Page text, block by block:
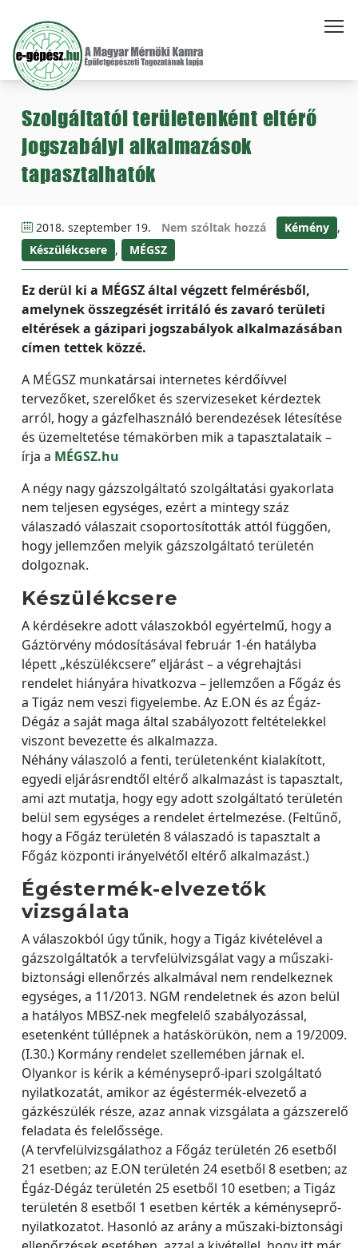
Szolgáltatói területenként eltérő
jogszabályi alkalmazások
tapasztalhatók
2018. szeptember 19. Nem szóltak hozzá Kémény ,
Készülékcsere , MÉGSZ
Ez derül ki a MÉGSZ által végzett felmérésből,
amelynek összegzését irritáló és zavaró területi
eltérések a gázipari jogszabályok alkalmazásában
címen tettek közzé.
A MÉGSZ munkatársai internetes kérdőívvel
tervezőket, szerelőket és szervizeseket kérdeztek
arról, hogy a gázfelhasználó berendezések létesítése
és üzemeltetése témakörben mik a tapasztalataik –
írja a MÉGSZ.hu
A négy nagy gázszolgáltató szolgáltatási gyakorlata
nem teljesen egységes, ezért a mintegy száz
válaszadó válaszait csoportosították attól függően,
hogy jellemzően melyik gázszolgáltató területén
dolgoznak.
Készülékcsere
A kérdésekre adott válaszokból egyértelmű, hogy a
Gáztörvény módosításával február 1-én hatályba
lépett „készülékcsere” eljárást – a végrehajtási
rendelet hiányára hivatkozva – jellemzően a Főgáz és
a Tigáz nem veszi figyelembe. Az E.ON és az Égáz-
Dégáz a saját maga által szabályozott feltételekkel
viszont bevezette és alkalmazza.
Néhány válaszoló a fenti, területenként kialakított,
egyedi eljárásrendtől eltérő alkalmazást is tapasztalt,
ami azt mutatja, hogy egy adott szolgáltató területén
belül sem egységes a rendelet értelmezése. (Feltűnő,
hogy a Főgáz területén 8 válaszadó is tapasztalt a
Főgáz központi irányelvétől eltérő alkalmazást.)
Égéstermék-elvezetők
vizsgálata
A válaszokból úgy tűnik, hogy a Tigáz kivételével a
gázszolgáltatók a tervfelülvizsgálat vagy a műszaki-
biztonsági ellenőrzés alkalmával nem rendelkeznek
egységes, a 11/2013. NGM rendeletnek és azon belül
a hatályos MBSZ-nek megfelelő szabályozással,
esetenként túllépnek a hatáskörükön, nem a 19/2009.
(I.30.) Kormány rendelet szellemében járnak el.
Olyankor is kérik a kéményseprő-ipari szolgáltató
nyilatkozatát, amikor az égéstermék-elvezető a
gázkészülék része, azaz annak vizsgálata a gázszerelő
feladata és felelőssége.
(A tervfelülvizsgálathoz a Főgáz területén 26 esetből
21 esetben; az E.ON területén 24 esetből 8 esetben; az
Égáz-Dégáz területén 25 esetből 10 esetben; a Tigáz
területén 8 esetből 1 esetben kérték a kéményseprő-
nyilatkozatot. Hasonló az arány a műszaki-biztonsági